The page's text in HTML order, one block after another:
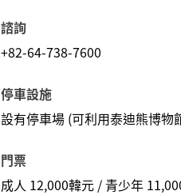
諮詢
+82-64-738-7600
停車設施
設有停車場 (可利用泰迪熊博物
門票
成人 12,000韓元 / 青少年